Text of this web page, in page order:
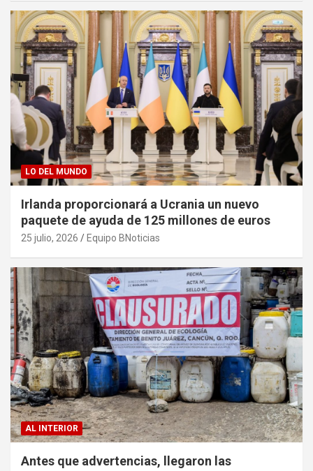
LO DEL MUNDO
Irlanda proporcionará a Ucrania un nuevo
paquete de ayuda de 125 millones de euros
25 julio, 2026 Equipo BNoticias
AL INTERIOR
Antes que advertencias, llegaron las